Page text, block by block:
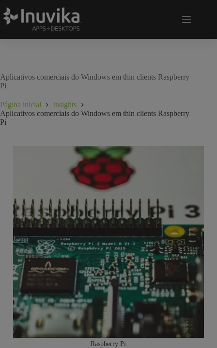
Aplicativos comerciais do Windows em thin clients Raspberry
Pi
Página inicial
Insights
Aplicativos comerciais do Windows em thin clients Raspberry
Pi
Raspberry Pi